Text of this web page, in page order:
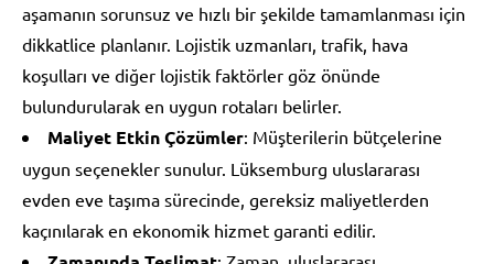
aşamanın sorunsuz ve hızlı bir şekilde tamamlanması için
dikkatlice planlanır. Lojistik uzmanları, trafik, hava
koşulları ve diğer lojistik faktörler göz önünde
bulundurularak en uygun rotaları belirler.
Maliyet Etkin Çözümler: Müşterilerin bütçelerine
uygun seçenekler sunulur. Lüksemburg uluslararası
evden eve taşıma sürecinde, gereksiz maliyetlerden
kaçınılarak en ekonomik hizmet garanti edilir.